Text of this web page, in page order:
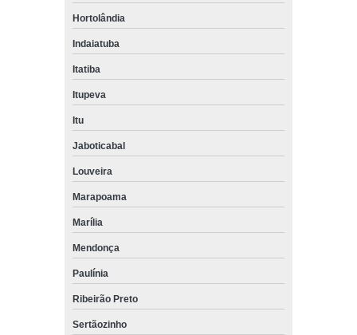
Hortolândia
Indaiatuba
Itatiba
Itupeva
Itu
Jaboticabal
Louveira
Marapoama
Marília
Mendonça
Paulínia
Ribeirão Preto
Sertãozinho